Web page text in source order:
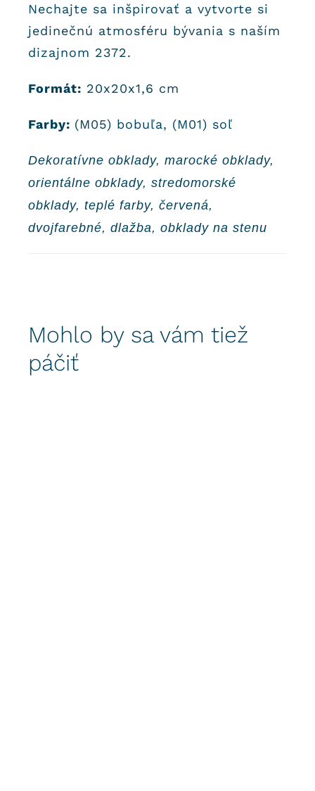
Nechajte sa inšpirovať a vytvorte si
jedinečnú atmosféru bývania s naším
dizajnom 2372.
Formát: 20x20x1,6 cm
Farby: (M05) bobuľa, (M01) soľ
Dekoratívne obklady, marocké obklady,
orientálne obklady, stredomorské
obklady, teplé farby, červená,
dvojfarebné, dlažba, obklady na stenu
Mohlo by sa vám tiež
páčiť